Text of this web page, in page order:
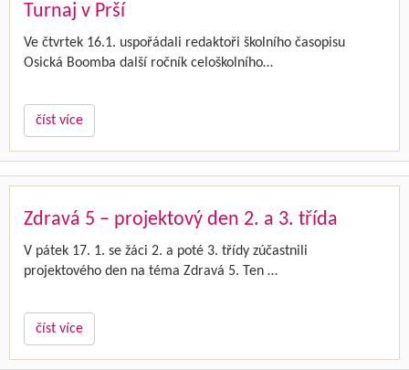
Turnaj v Prší
Ve čtvrtek 16.1. uspořádali redaktoři školního časopisu
Osická Boomba další ročník celoškolního…
číst více
Zdravá 5 – projektový den 2. a 3. třída
V pátek 17. 1. se žáci 2. a poté 3. třídy zúčastnili
projektového den na téma Zdravá 5. Ten …
číst více